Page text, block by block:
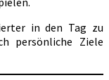
in den Tag zu
persönliche Ziele